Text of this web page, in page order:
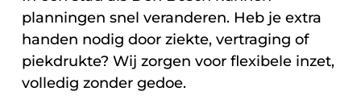
planningen snel veranderen. Heb je extra
handen nodig door ziekte, vertraging of
piekdrukte? Wij zorgen voor flexibele inzet,
volledig zonder gedoe.